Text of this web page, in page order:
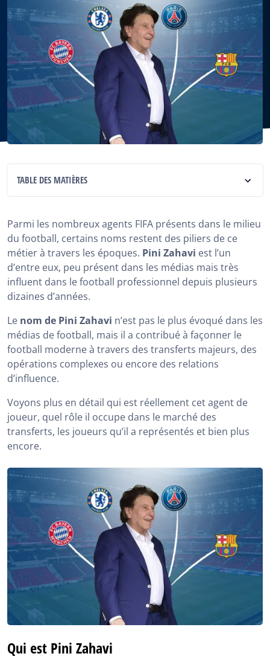
TABLE DES MATIÈRES
Le rôle de Pini Zahavi dans le marché des transferts
Joueurs associés à Pini Zahavi
Quelle est l’agence de Pini Zahavi
incontournable
Le parcours de Pini Zahavi
Les questions fréquentes sur Pini Zahavi
Parmi les nombreux agents FIFA présents dans le milieu
du football, certains noms restent des piliers de ce
métier à travers les époques. Pini Zahavi est l’un
d’entre eux, peu présent dans les médias mais très
influent dans le football professionnel depuis plusieurs
dizaines d’années.
Le nom de Pini Zahavi n’est pas le plus évoqué dans les
médias de football, mais il a contribué à façonner le
football moderne à travers des transferts majeurs, des
opérations complexes ou encore des relations
d’influence.
Voyons plus en détail qui est réellement cet agent de
joueur, quel rôle il occupe dans le marché des
transferts, les joueurs qu’il a représentés et bien plus
encore.
Qui est Pini Zahavi